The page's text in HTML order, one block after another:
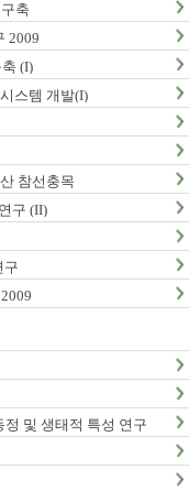
축
2009
(I)
스템 개발(I)
참선충목
구 (II)
구
정 및 생태적 특성 연구